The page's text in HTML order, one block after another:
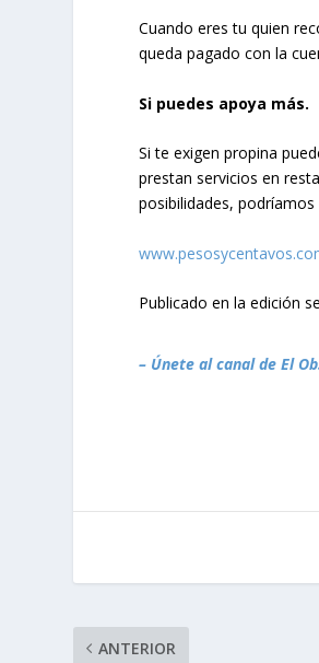
Cuando eres tu quien
queda pagado con la
Si puedes apoya más.
Si te exigen propina
prestan servicios en
posibilidades,
Publicado en la edición
– Únete al canal de El
ANTERIOR